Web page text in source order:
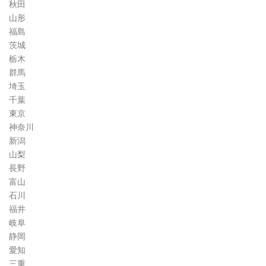
秋田
山形
福島
茨城
栃木
群馬
埼玉
千葉
東京
神奈川
新潟
山梨
長野
富山
石川
福井
岐阜
静岡
愛知
三重